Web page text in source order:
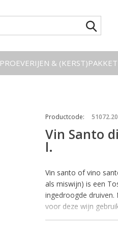
PROEVERIJEN &
Productcode:
Vin Santo
l.
Vin santo of vino
als miswijn) is een
ingedroogde
voor deze wijn
plaats onder het dak